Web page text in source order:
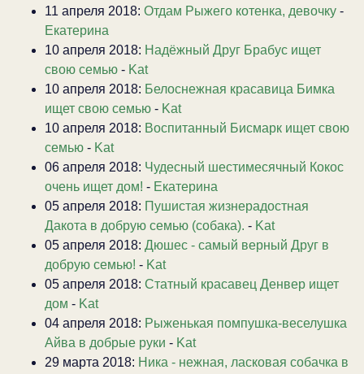
11 апреля 2018: Отдам Рыжего котенка, девочку -
Екатерина
10 апреля 2018: Надёжный Друг Брабус ищет
свою семью - Kat
10 апреля 2018: Белоснежная красавица Бимка
ищет свою семью - Kat
10 апреля 2018: Воспитанный Бисмарк ищет свою
семью - Kat
06 апреля 2018: Чудесный шестимесячный Кокос
очень ищет дом! - Екатерина
05 апреля 2018: Пушистая жизнерадостная
Дакота в добрую семью (собака). - Kat
05 апреля 2018: Дюшес - самый верный Друг в
добрую семью! - Kat
05 апреля 2018: Статный красавец Денвер ищет
дом - Kat
04 апреля 2018: Рыженькая помпушка-веселушка
Айва в добрые руки - Kat
29 марта 2018: Ника - нежная, ласковая собачка в